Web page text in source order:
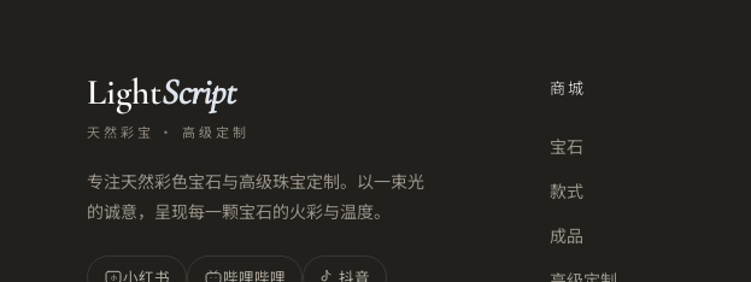
LightScript
天然彩宝 · 高级定制
专注天然彩色宝石与高级珠宝定制。以一束光
的诚意，呈现每一颗宝石的火彩与温度。
小 小红书 哔哩哔哩 抖音
商城
宝石
款式
成品